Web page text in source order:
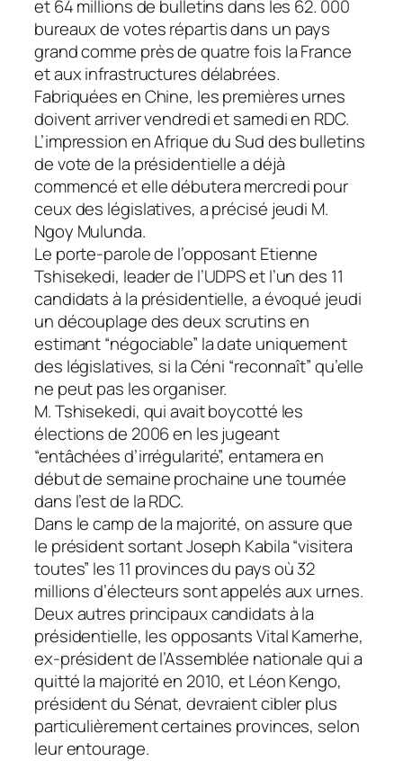
et 64 millions de bulletins dans les 62. 000
bureaux de votes répartis dans un pays
grand comme près de quatre fois la France
et aux infrastructures délabrées.
Fabriquées en Chine, les premières urnes
doivent arriver vendredi et samedi en RDC.
L’impression en Afrique du Sud des bulletins
de vote de la présidentielle a déjà
commencé et elle débutera mercredi pour
ceux des législatives, a précisé jeudi M.
Ngoy Mulunda.
Le porte-parole de l’opposant Etienne
Tshisekedi, leader de l’UDPS et l’un des 11
candidats à la présidentielle, a évoqué jeudi
un découplage des deux scrutins en
estimant “négociable” la date uniquement
des législatives, si la Céni “reconnaît” qu’elle
ne peut pas les organiser.
M. Tshisekedi, qui avait boycotté les
élections de 2006 en les jugeant
“entâchées d’irrégularité”, entamera en
début de semaine prochaine une tournée
dans l’est de la RDC.
Dans le camp de la majorité, on assure que
le président sortant Joseph Kabila “visitera
toutes” les 11 provinces du pays où 32
millions d’électeurs sont appelés aux urnes.
Deux autres principaux candidats à la
présidentielle, les opposants Vital Kamerhe,
ex-président de l’Assemblée nationale qui a
quitté la majorité en 2010, et Léon Kengo,
président du Sénat, devraient cibler plus
particulièrement certaines provinces, selon
leur entourage.